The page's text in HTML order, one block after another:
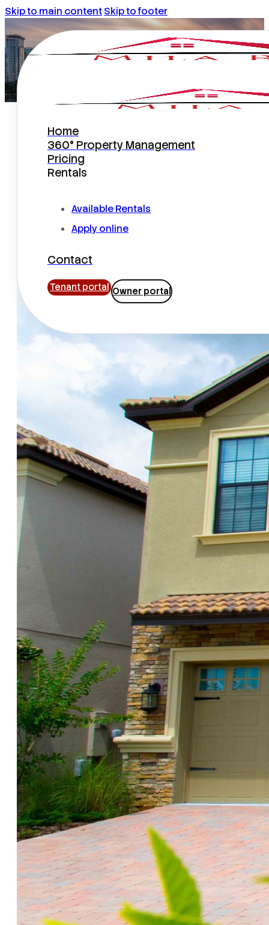
Skip to main contentSkip to footer
Home
360° Property Management
Pricing
Rentals
Available Rentals
Apply online
Contact
Tenant portal Owner portal
¿Cuáles son los beneficios de
comprar bienes inmuebles en los
Estados Unidos cuando vives en